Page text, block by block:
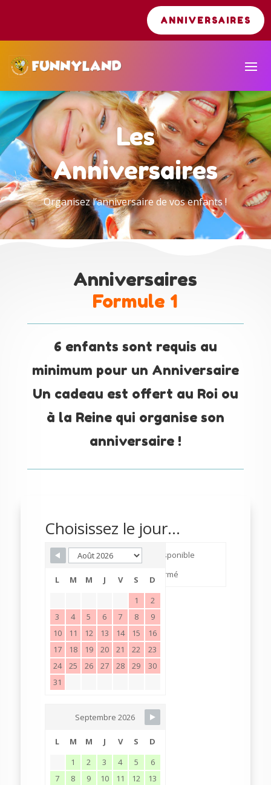
ANNIVERSAIRES
Les
Anniversaires
Organisez l’anniversaire de vos enfants !
Anniversaires
Formule 1
6 enfants sont requis au
minimum pour un Anniversaire
Un cadeau est offert au Roi ou
à la Reine qui organise son
anniversaire !
Skip Booking Form
Choisissez le jour...
Disponible
Fermé
L M M J V S
D
1
2
3
4 5 6 7 8
9
10
11 12 13 14 15
16
17
18 19 20 21 22
23
24
25 26 27 28 29
30
31
Septembre 2026
L M M J V S
D
1
2 3 4 5
6
7
8 9 10 11 12
13